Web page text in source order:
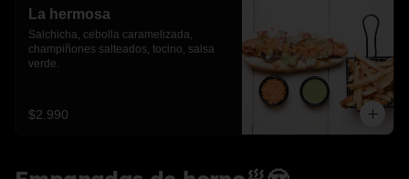
La hermosa
Salchicha, cebolla caramelizada,
champiñones salteados, tocino, salsa
verde.
$2.990